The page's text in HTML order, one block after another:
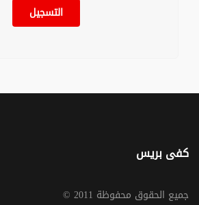
التسجيل
كفى بريس
© جميع الحقوق محفوظة 2011